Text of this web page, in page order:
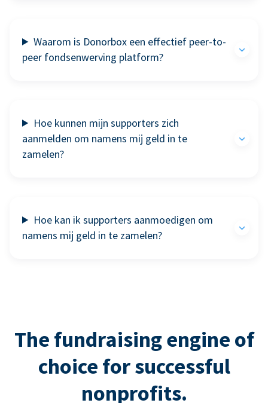
Waarom is Donorbox een effectief peer-to-
peer fondsenwerving platform?
Hoe kunnen mijn supporters zich
aanmelden om namens mij geld in te
zamelen?
Hoe kan ik supporters aanmoedigen om
namens mij geld in te zamelen?
The fundraising engine of
choice for successful
nonprofits.